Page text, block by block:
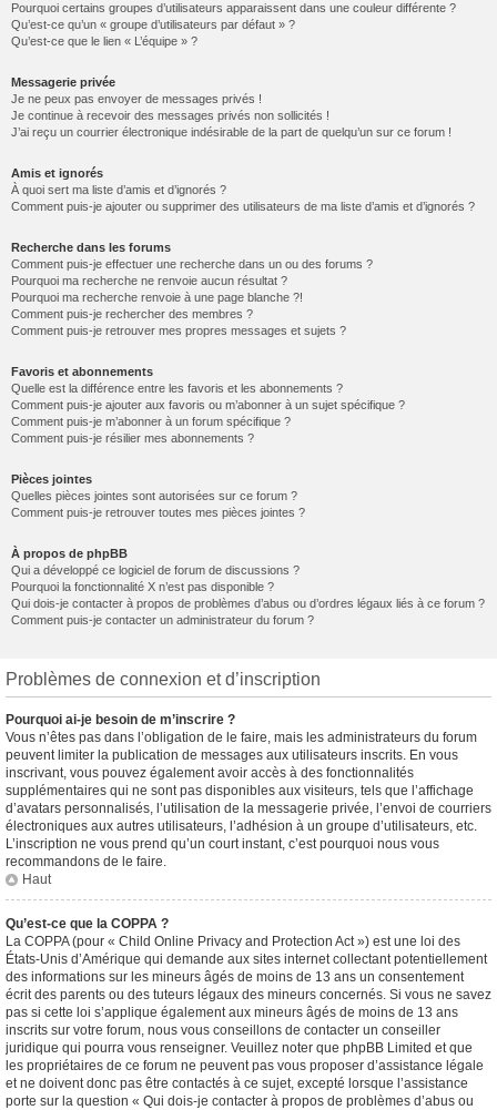
Pourquoi certains groupes d’utilisateurs apparaissent dans une couleur différente ?
Qu’est-ce qu’un « groupe d’utilisateurs par défaut » ?
Qu’est-ce que le lien « L’équipe » ?
Messagerie privée
Je ne peux pas envoyer de messages privés !
Je continue à recevoir des messages privés non sollicités !
J’ai reçu un courrier électronique indésirable de la part de quelqu’un sur ce forum !
Amis et ignorés
À quoi sert ma liste d’amis et d’ignorés ?
Comment puis-je ajouter ou supprimer des utilisateurs de ma liste d’amis et d’ignorés ?
Recherche dans les forums
Comment puis-je effectuer une recherche dans un ou des forums ?
Pourquoi ma recherche ne renvoie aucun résultat ?
Pourquoi ma recherche renvoie à une page blanche ?!
Comment puis-je rechercher des membres ?
Comment puis-je retrouver mes propres messages et sujets ?
Favoris et abonnements
Quelle est la différence entre les favoris et les abonnements ?
Comment puis-je ajouter aux favoris ou m’abonner à un sujet spécifique ?
Comment puis-je m’abonner à un forum spécifique ?
Comment puis-je résilier mes abonnements ?
Pièces jointes
Quelles pièces jointes sont autorisées sur ce forum ?
Comment puis-je retrouver toutes mes pièces jointes ?
À propos de phpBB
Qui a développé ce logiciel de forum de discussions ?
Pourquoi la fonctionnalité X n’est pas disponible ?
Qui dois-je contacter à propos de problèmes d’abus ou d’ordres légaux liés à ce forum ?
Comment puis-je contacter un administrateur du forum ?
Problèmes de connexion et d’inscription
Pourquoi ai-je besoin de m’inscrire ?
Vous n’êtes pas dans l’obligation de le faire, mais les administrateurs du forum
peuvent limiter la publication de messages aux utilisateurs inscrits. En vous
inscrivant, vous pouvez également avoir accès à des fonctionnalités
supplémentaires qui ne sont pas disponibles aux visiteurs, tels que l’affichage
d’avatars personnalisés, l’utilisation de la messagerie privée, l’envoi de courriers
électroniques aux autres utilisateurs, l’adhésion à un groupe d’utilisateurs, etc.
L’inscription ne vous prend qu’un court instant, c’est pourquoi nous vous
recommandons de le faire.
Haut
Qu’est-ce que la COPPA ?
La COPPA (pour « Child Online Privacy and Protection Act ») est une loi des
États-Unis d’Amérique qui demande aux sites internet collectant potentiellement
des informations sur les mineurs âgés de moins de 13 ans un consentement
écrit des parents ou des tuteurs légaux des mineurs concernés. Si vous ne savez
pas si cette loi s’applique également aux mineurs âgés de moins de 13 ans
inscrits sur votre forum, nous vous conseillons de contacter un conseiller
juridique qui pourra vous renseigner. Veuillez noter que phpBB Limited et que
les propriétaires de ce forum ne peuvent pas vous proposer d’assistance légale
et ne doivent donc pas être contactés à ce sujet, excepté lorsque l’assistance
porte sur la question « Qui dois-je contacter à propos de problèmes d’abus ou